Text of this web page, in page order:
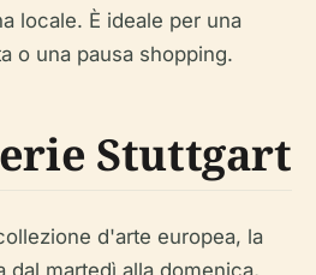
locale. È ideale per una
o una pausa shopping.
Stuttgart
d'arte europea, la
dal martedì alla domenica,